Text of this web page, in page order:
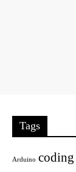
Tags
Arduino coding